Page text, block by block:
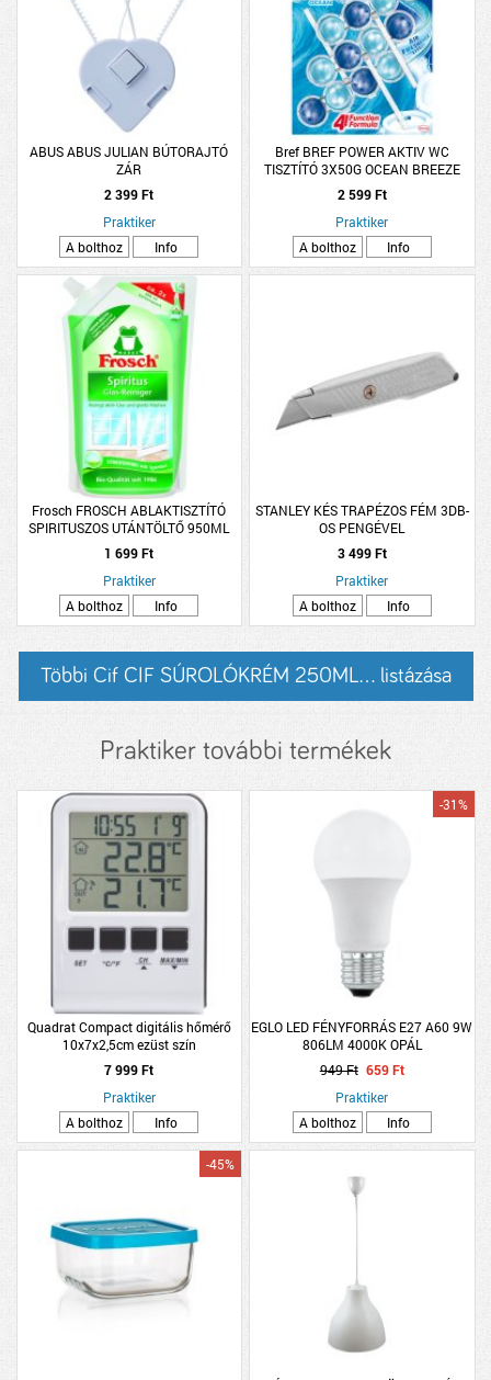
ABUS ABUS JULIAN BÚTORAJTÓ
ZÁR
2 399 Ft
Praktiker
A bolthoz
Info
Bref BREF POWER AKTIV WC
TISZTÍTÓ 3X50G OCEAN BREEZE
2 599 Ft
Praktiker
A bolthoz
Info
Frosch FROSCH ABLAKTISZTÍTÓ
SPIRITUSZOS UTÁNTÖLTŐ 950ML
1 699 Ft
Praktiker
A bolthoz
Info
STANLEY KÉS TRAPÉZOS FÉM 3DB-
OS PENGÉVEL
3 499 Ft
Praktiker
A bolthoz
Info
Többi Cif CIF SÚROLÓKRÉM 250ML... listázása
Praktiker további termékek
Quadrat Compact digitális hőmérő
10x7x2,5cm ezüst szín
7 999 Ft
Praktiker
A bolthoz
Info
EGLO LED FÉNYFORRÁS E27 A60 9W
806LM 4000K OPÁL
-31%
949 Ft 659 Ft
Praktiker
A bolthoz
Info
-45%